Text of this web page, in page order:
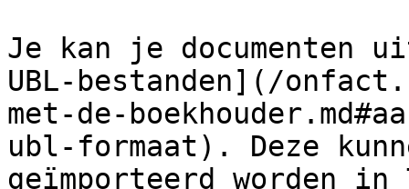
Je kan je documenten
UBL-bestanden](/
met-de-
ubl-formaat). Deze
geïmporteerd worden